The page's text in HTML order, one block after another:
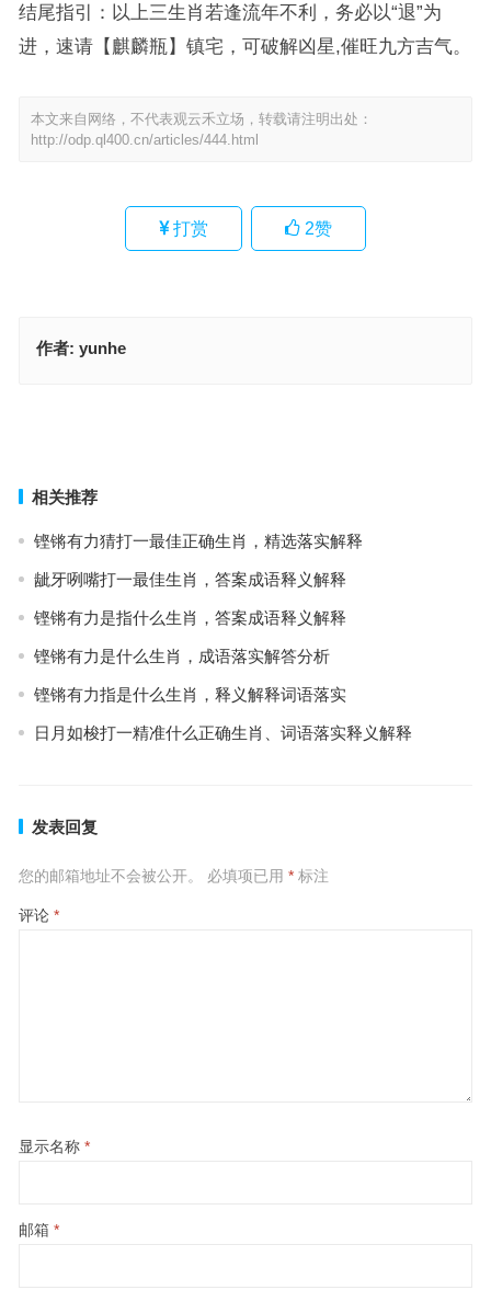
结尾指引：以上三生肖若逢流年不利，务必以“退”为
进，速请【麒麟瓶】镇宅，可破解凶星,催旺九方吉气。
本文来自网络，不代表观云禾立场，转载请注明出处：
http://odp.ql400.cn/articles/444.html
打赏 2赞
作者: yunhe
相关推荐
铿锵有力猜打一最佳正确生肖，精选落实解释
龇牙咧嘴打一最佳生肖，答案成语释义解释
铿锵有力是指什么生肖，答案成语释义解释
铿锵有力是什么生肖，成语落实解答分析
铿锵有力指是什么生肖，释义解释词语落实
日月如梭打一精准什么正确生肖、词语落实释义解释
发表回复
您的邮箱地址不会被公开。 必填项已用 *标注
评论 *
显示名称 *
邮箱 *